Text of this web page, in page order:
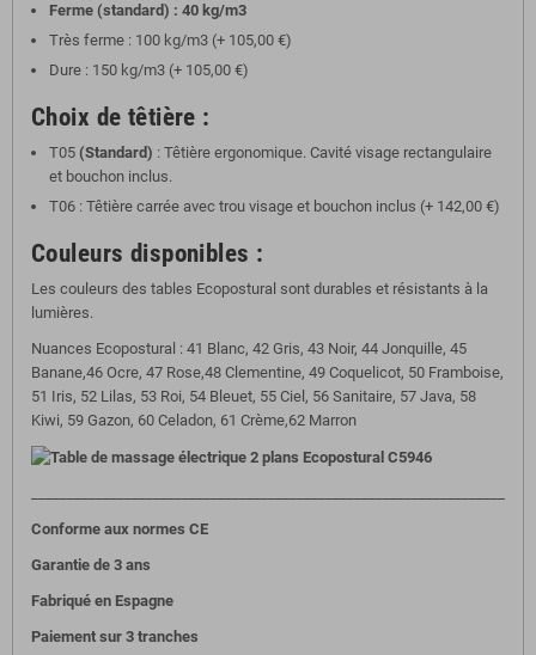
Ferme (standard) : 40 kg/m3
Très ferme : 100 kg/m3 (+ 105,00 €)
Dure : 150 kg/m3 (+ 105,00 €)
Choix de têtière :
T05 (Standard) : Têtière ergonomique. Cavité visage rectangulaire
et bouchon inclus.
T06 : Têtière carrée avec trou visage et bouchon inclus (+ 142,00 €)
Couleurs disponibles :
Les couleurs des tables Ecopostural sont durables et résistants à la
lumières.
Nuances Ecopostural : 41 Blanc, 42 Gris, 43 Noir, 44 Jonquille, 45
Banane,46 Ocre, 47 Rose,48 Clementine, 49 Coquelicot, 50 Framboise,
51 Iris, 52 Lilas, 53 Roi, 54 Bleuet, 55 Ciel, 56 Sanitaire, 57 Java, 58
Kiwi, 59 Gazon, 60 Celadon, 61 Crème,62 Marron
Conforme aux normes CE
Garantie de 3 ans
Fabriqué en Espagne
Paiement sur 3 tranches